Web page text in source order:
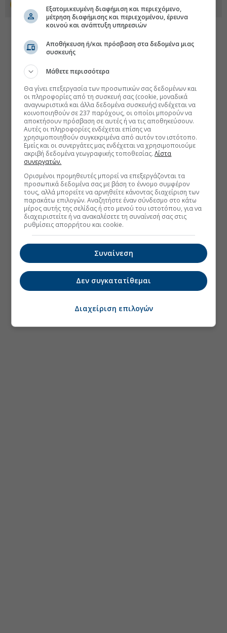
Προσθέστε το euro2day.gr στο Discover
Εξατομικευμένη διαφήμιση και περιεχόμενο,
μέτρηση διαφήμισης και περιεχομένου, έρευνα
κοινού και ανάπτυξη υπηρεσιών
Αποθήκευση ή/και πρόσβαση στα δεδομένα μιας
συσκευής
Μάθετε περισσότερα
Θα γίνει επεξεργασία των προσωπικών σας δεδομένων και
οι πληροφορίες από τη συσκευή σας (cookie, μοναδικά
αναγνωριστικά και άλλα δεδομένα συσκευής) ενδέχεται να
κοινοποιηθούν σε 237 παρόχους, οι οποίοι μπορούν να
αποκτήσουν πρόσβαση σε αυτές ή να τις αποθηκεύσουν.
Αυτές οι πληροφορίες ενδέχεται επίσης να
χρησιμοποιηθούν συγκεκριμένα από αυτόν τον ιστότοπο.
Εμείς και οι συνεργάτες μας ενδέχεται να χρησιμοποιούμε
ακριβή δεδομένα γεωγραφικής τοποθεσίας.Λίστα
συνεργατών.
Ορισμένοι προμηθευτές μπορεί να επεξεργάζονται τα
προσωπικά δεδομένα σας με βάση το έννομο συμφέρον
τους, αλλά μπορείτε να αρνηθείτε κάνοντας διαχείριση των
παρακάτω επιλογών. Αναζητήστε έναν σύνδεσμο στο κάτω
μέρος αυτής της σελίδας ή στο μενού του ιστοτόπου, για να
διαχειριστείτε ή να ανακαλέσετε τη συναίνεσή σας στις
ρυθμίσεις απορρήτου και cookie.
Συναίνεση
Δεν συγκατατίθεμαι
Διαχείριση επιλογών